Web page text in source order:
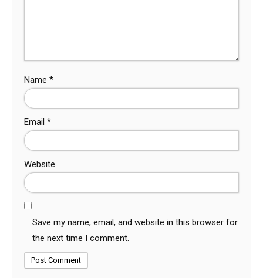
Name *
Email *
Website
Save my name, email, and website in this browser for
the next time I comment.